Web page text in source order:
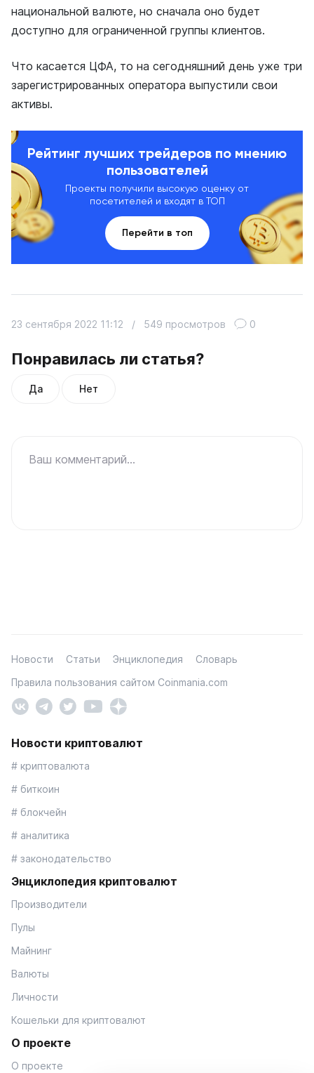
национальной валюте, но сначала оно будет
доступно для ограниченной группы клиентов.
Что касается ЦФА, то на сегодняшний день уже три
зарегистрированных оператора выпустили свои
активы.
Рейтинг лучших трейдеров по мнению
пользователей
Проекты получили высокую оценку от
посетителей и входят в ТОП
Перейти в топ
Понравилась ли статья?
Да Нет
23 сентября 2022 11:12 / 549 просмотров 0
Ваш комментарий...
Новости Статьи Энциклопедия
Словарь
Правила пользования сайтом Coinmania.com
Новости криптовалют
# криптовалюта
# биткоин
# блокчейн
# аналитика
# законодательство
Энциклопедия криптовалют
Производители
Пулы
Майнинг
Валюты
Личности
Кошельки для криптовалют
О проекте
О проекте